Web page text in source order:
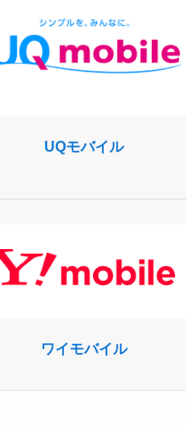
UQモバイル
ワイモバイル